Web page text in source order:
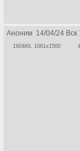
Аноним 14/04/24 Вск
1604Кб, 1061x1500